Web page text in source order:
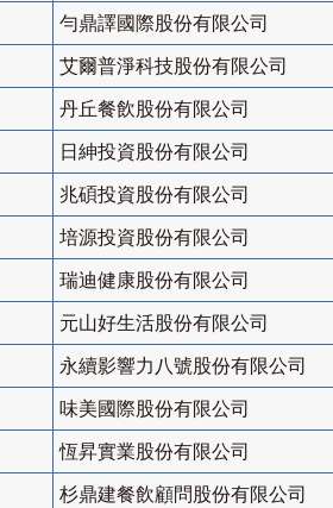
勻鼎譯國際股份有限公司
艾爾普淨科技股份有限公司
丹丘餐飲股份有限公司
日紳投資股份有限公司
兆碩投資股份有限公司
培源投資股份有限公司
瑞迪健康股份有限公司
元山好生活股份有限公司
永續影響力八號股份有限公司
味美國際股份有限公司
恆昇實業股份有限公司
杉鼎建餐飲顧問股份有限公司